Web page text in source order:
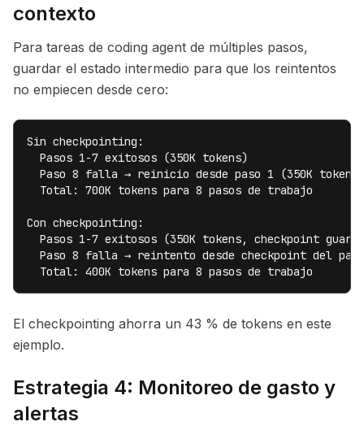
contexto
Para tareas de coding agent de múltiples pasos,
guardar el estado intermedio para que los reintentos
no empiecen desde cero:
Sin checkpointing:
  Pasos 1-7 exitosos (350K tokens)
Paso 8 falla → reinicio desde paso 1 (350K tokens
  Total: 700K tokens para 8 pasos de trabajo
Con checkpointing:
Pasos 1-7 exitosos (350K tokens, checkpoint
Paso 8 falla → reintento desde checkpoint del
  Total: 400K tokens para 8 pasos de trabajo
El checkpointing ahorra un 43 % de tokens en este
ejemplo.
Estrategia 4: Monitoreo de gasto y
alertas